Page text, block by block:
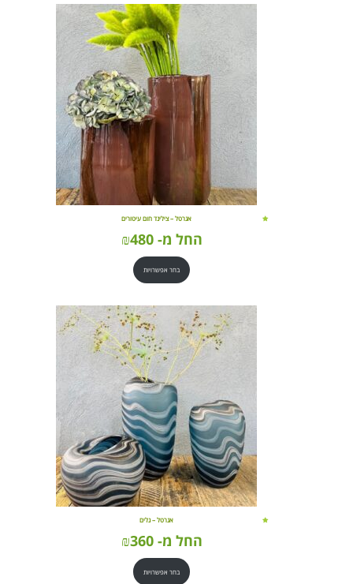
אגרטל – צילינד חום עיטורים
החל מ- ₪480
בחר אפשרויות
אגרטל – גלים
החל מ- ₪360
בחר אפשרויות